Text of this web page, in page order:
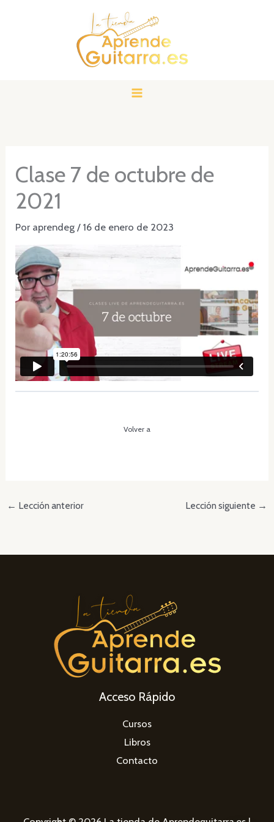
Clase 7 de octubre de
2021
Por aprendeg/ 16 de enero de 2023
Volver a
← Lección anterior Lección siguiente →
Acceso Rápido
Cursos
Libros
Contacto